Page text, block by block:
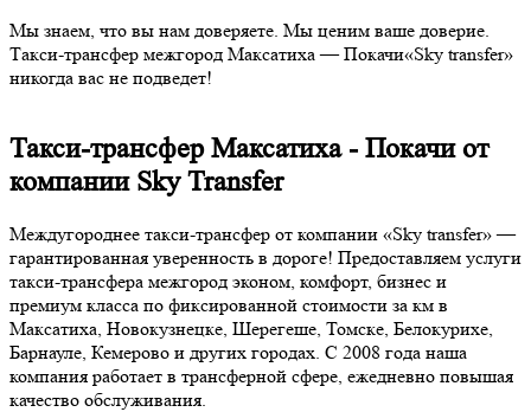
Мы знаем, что вы нам доверяете. Мы ценим ваше доверие.
Такси-трансфер межгород Максатиха — Покачи«Sky transfer»
никогда вас не подведет!
Такси-трансфер Максатиха - Покачи от
компании Sky Transfer
Междугороднее такси-трансфер от компании «Sky transfer» —
гарантированная уверенность в дороге! Предоставляем услуги
такси-трансфера межгород эконом, комфорт, бизнес и
премиум класса по фиксированной стоимости за км в
Максатиха, Новокузнецке, Шерегеше, Томске, Белокурихе,
Барнауле, Кемерово и других городах. С 2008 года наша
компания работает в трансферной сфере, ежедневно повышая
качество обслуживания.